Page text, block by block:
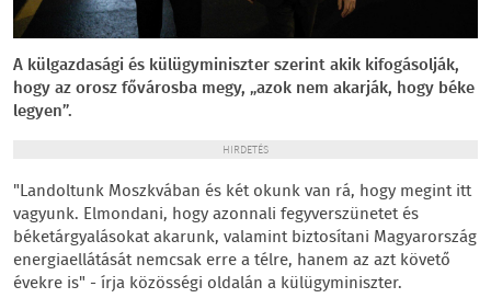
A külgazdasági és külügyminiszter szerint akik kifogásolják,
hogy az orosz fővárosba megy, „azok nem akarják, hogy béke
legyen”.
HIRDETÉS
"Landoltunk Moszkvában és két okunk van rá, hogy megint itt
vagyunk. Elmondani, hogy azonnali fegyverszünetet és
béketárgyalásokat akarunk, valamint biztosítani Magyarország
energiaellátását nemcsak erre a télre, hanem az azt követő
évekre is" - írja közösségi oldalán a külügyminiszter.